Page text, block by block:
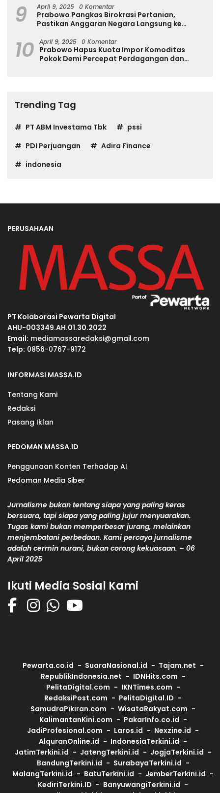
9 April 9, 2025 0 Komentar
Prabowo Pangkas Birokrasi Pertanian,
Pastikan Anggaran Negara Langsung ke
10 April 9, 2025 0 Komentar
Prabowo Hapus Kuota Impor Komoditas
Pokok Demi Percepat Perdagangan dan
Trending Tag
PT ABM Investama Tbk
pssi
PDI Perjuangan
Adira Finance
indonesia
PERUSAHAAN
PT Kolaborasi Pewarta Digital
AHU-003349.AH.01.30.2022
Email: mediamassaredaksi@gmail.com
Telp: 0856-0767-9172
INFORMASI MASSA.ID
Tentang Kami
Redaksi
Pasang Iklan
PEDOMAN MASSA.ID
Penggunaan Konten Terhadap AI
Pedoman Media Siber
Jurnalisme bukan tentang siapa yang paling keras
bersuara, tapi siapa yang paling jujur menyuarakan.
Tugas kami bukan memperbesar jurang, melainkan
menjembatani perbedaan. Kami percaya jurnalisme
adalah cermin nurani, bukan corong kekuasaan. – 06
April 2025
Ikuti Media Sosial Kami
Pewarta.co.id SuaraNasional.id
Tajam.net
RepublikIndonesia.net
IDNHits.com
PelitaDigital.com
IKNTimes.com
RedaksiPost.com
PelitaDigital.ID
SamudraPikiran.com
WisataRakyat.com
KalimantanKini.com
PakarInfo.co.id
JadiProfesional.com
Laros.id
Nexzine.id
AlquranOnline.id
IndonesiaTerkini.id
JatimTerkini.id
JatengTerkini.id
JogjaTerkini.id
BandungTerkini.id
SurabayaTerkini.id
MalangTerkini.id
BatuTerkini.id
JemberTerkini.id
KediriTerkini.ID
BanyuwangiTerkini.id